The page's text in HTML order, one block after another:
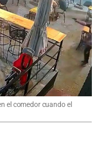
el comedor cuando el